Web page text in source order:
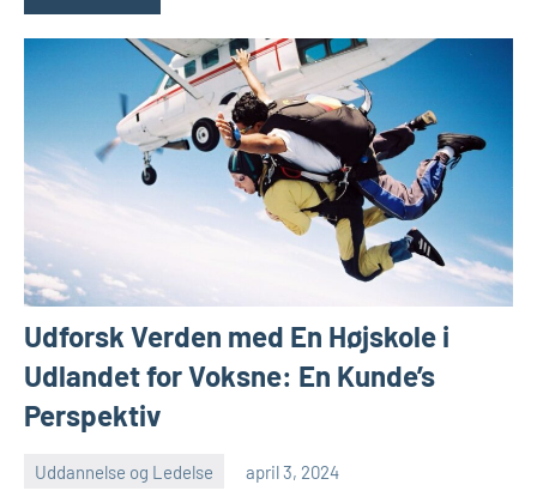
Udforsk Verden med En Højskole i
Udlandet for Voksne: En Kunde’s
Perspektiv
Uddannelse og Ledelse april 3, 2024